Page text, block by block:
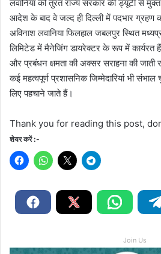
लवानिया को तुरंत राज्य सरकार की ड्यूटी से
आदेश के बाद वे जल्द ही दिल्ली में पदभार ग्रहण
अविनाश लवानिया फिलहाल जबलपुर स्थित
लिमिटेड में मैनेजिंग डायरेक्टर के रूप में कार्यरत
और प्रबंधन क्षमता की अक्सर सराहना की
कई महत्वपूर्ण प्रशासनिक जिम्मेदारियां भी
लिए पहचाने जाते हैं।
Thank you for reading this post,
शेयर करें :-
Join Us